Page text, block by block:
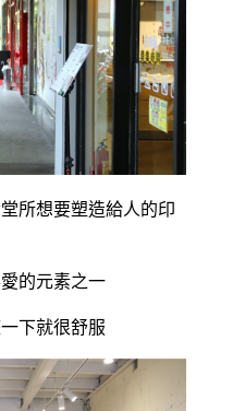
所想要塑造給人的印
的元素之一
下就很舒服